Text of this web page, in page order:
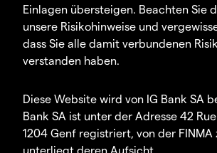
Einlagen übersteigen. Beachten Sie
unsere Risikohinweise und
dass Sie alle damit verbundenen
verstanden haben.
Diese Website wird von IG Bank SA
Bank SA ist unter der Adresse 42
1204 Genf registriert, von der FINMA
unterliegt deren Aufsicht.